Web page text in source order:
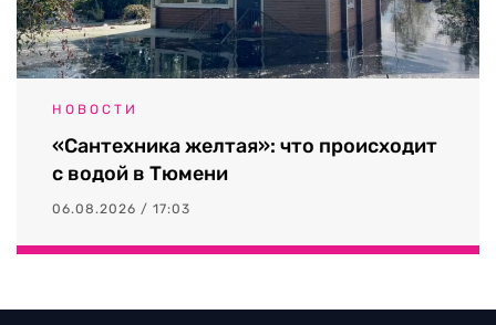
НОВОСТИ
«Сантехника желтая»: что происходит
с водой в Тюмени
06.08.2026 / 17:03